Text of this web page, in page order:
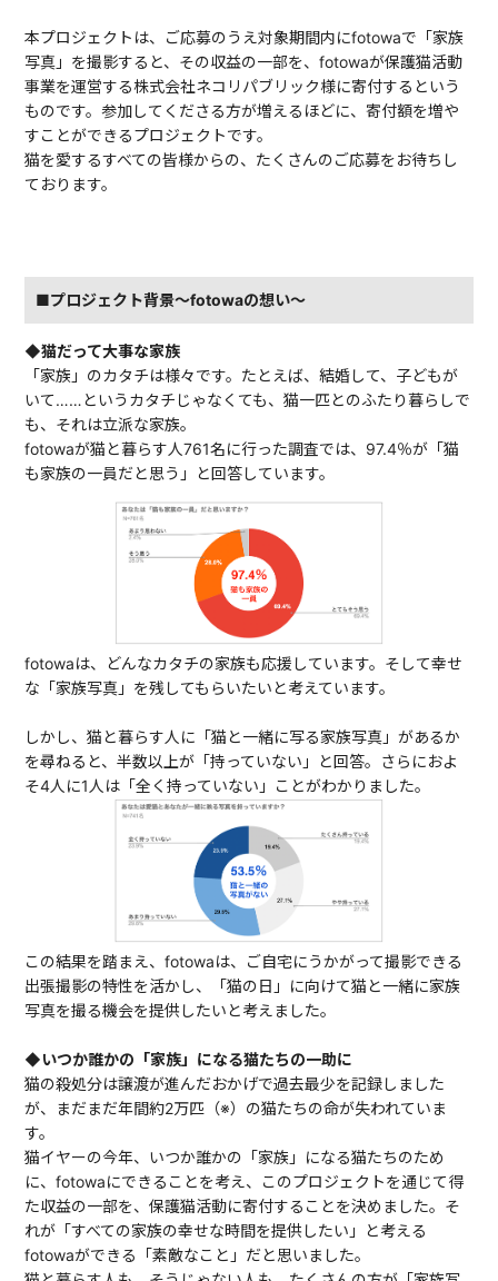
本プロジェクトは、ご応募のうえ対象期間内にfotowaで「家族
写真」を撮影すると、その収益の一部を、fotowaが保護猫活動
事業を運営する株式会社ネコリパブリック様に寄付するという
ものです。参加してくださる方が増えるほどに、寄付額を増や
すことができるプロジェクトです。
猫を愛するすべての皆様からの、たくさんのご応募をお待ちし
ております。
■プロジェクト背景〜fotowaの想い〜
◆猫だって大事な家族
「家族」のカタチは様々です。たとえば、結婚して、子どもが
いて……というカタチじゃなくても、猫一匹とのふたり暮らしで
も、それは立派な家族。
fotowaが猫と暮らす人761名に行った調査では、97.4％が「猫
も家族の一員だと思う」と回答しています。
fotowaは、どんなカタチの家族も応援しています。そして幸せ
な「家族写真」を残してもらいたいと考えています。
しかし、猫と暮らす人に「猫と一緒に写る家族写真」があるか
を尋ねると、半数以上が「持っていない」と回答。さらにおよ
そ4人に1人は「全く持っていない」ことがわかりました。
この結果を踏まえ、fotowaは、ご自宅にうかがって撮影できる
出張撮影の特性を活かし、「猫の日」に向けて猫と一緒に家族
写真を撮る機会を提供したいと考えました。
◆いつか誰かの「家族」になる猫たちの一助に
猫の殺処分は譲渡が進んだおかげで過去最少を記録しました
が、まだまだ年間約2万匹（※）の猫たちの命が失われていま
す。
猫イヤーの今年、いつか誰かの「家族」になる猫たちのため
に、fotowaにできることを考え、このプロジェクトを通じて得
た収益の一部を、保護猫活動に寄付することを決めました。そ
れが「すべての家族の幸せな時間を提供したい」と考える
fotowaができる「素敵なこと」だと思いました。